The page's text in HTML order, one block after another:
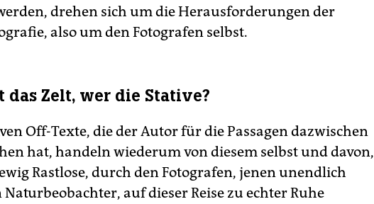
drehen sich um die Herausforderungen der
also um den Fotografen selbst.
das Zelt, wer die Stative?
Off-Texte, die der Autor für die Passagen dazwischen
hat, handeln wiederum von diesem selbst und davon,
Rastlose, durch den Fotografen, jenen unendlich
auf dieser Reise zu echter Ruhe